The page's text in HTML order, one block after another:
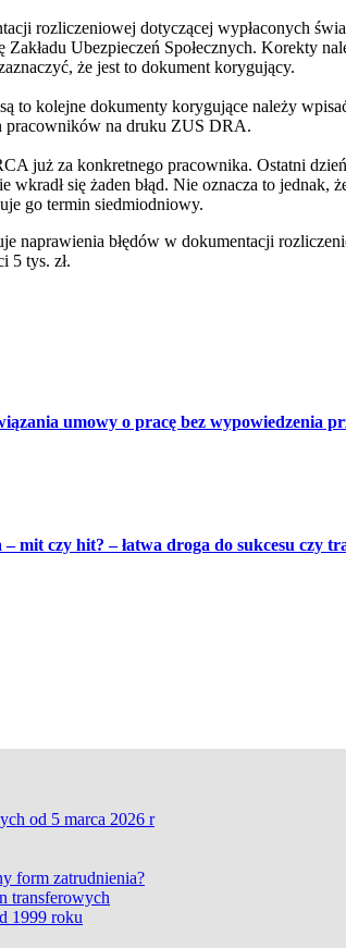
rozliczeniowej dotyczącej wypłaconych
Ubezpieczeń Społecznych. Korekty
że jest to dokument korygujący.
to kolejne dokumenty korygujące należy
pracowników na druku ZUS DRA.
już za konkretnego pracownika. Ostatni
się żaden błąd. Nie oznacza to
go termin siedmiodniowy.
błędów w dokumentacji
5 tys. zł.
umowy o pracę bez wypowiedzenia
mit czy hit? – łatwa droga do sukcesu czy
od 5 marca 2026 r
form zatrudnienia?
transferowych
1999 roku